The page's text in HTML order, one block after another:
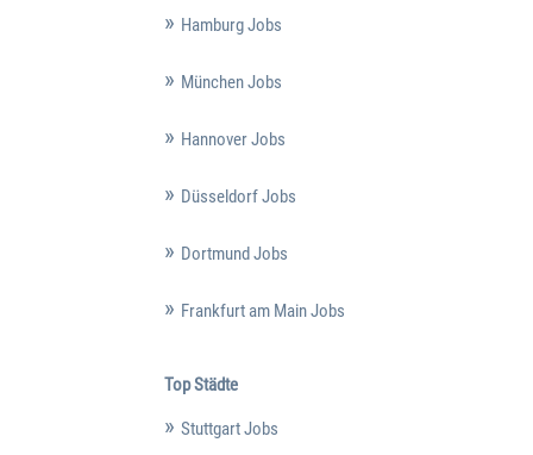
Hamburg Jobs
München Jobs
Hannover Jobs
Düsseldorf Jobs
Dortmund Jobs
Frankfurt am Main Jobs
Top Städte
Stuttgart Jobs